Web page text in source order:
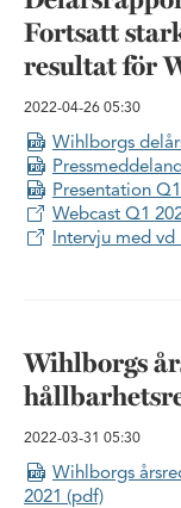
Fortsatt
resultat för
2022-04-26 05:30
Wihlborgs
Presentation
Webcast Q1
Intervju med
Wihlborgs
2022-03-31 05:30
Wihlborgs
2021 (pdf)